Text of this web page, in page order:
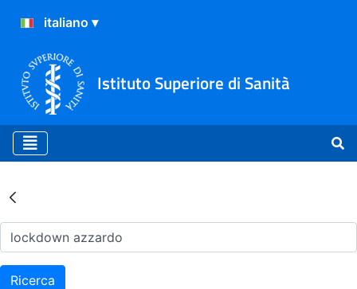
Istituto Superiore di Sanità
Risultati della Ricerca -
Ricerca